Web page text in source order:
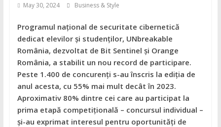
May 30, 2024 Business & Style
Programul național de securitate cibernetică
dedicat elevilor și studenților, UNbreakable
România, dezvoltat de Bit Sentinel și Orange
România, a stabilit un nou record de participare.
Peste 1.400 de concurenți s-au înscris la ediția de
anul acesta, cu 55% mai mult decât în 2023.
Aproximativ 80% dintre cei care au participat la
prima etapă competițională – concursul individual –
și-au exprimat interesul pentru oportunități de